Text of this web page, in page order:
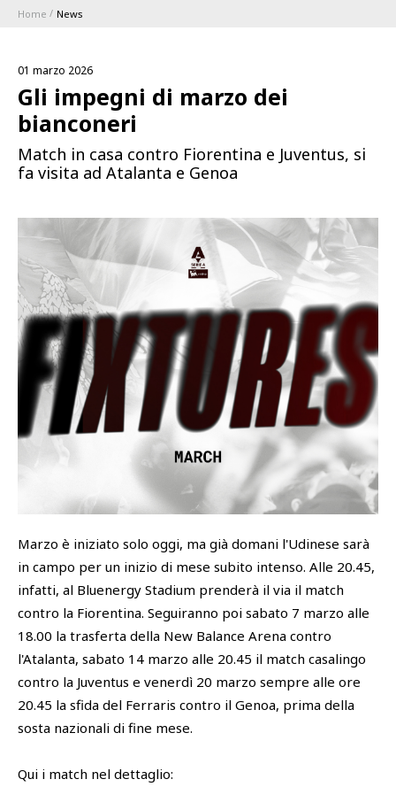
1896 MEMBERSHIP PROGRAM
Coppa Italia
Calendari e Risultati
Classifiche
Academy
Cattedra Universidad Europea
BLUENERGY STADIUM
MEETING CENTER
SPONSOR
SQUADRE
PHOTOGALLERY
Home News
01 marzo 2026
Gli impegni di marzo dei
bianconeri
Match in casa contro Fiorentina e Juventus, si
fa visita ad Atalanta e Genoa
Marzo è iniziato solo oggi, ma già domani l'Udinese sarà
in campo per un inizio di mese subito intenso. Alle 20.45,
infatti, al Bluenergy Stadium prenderà il via il match
contro la Fiorentina. Seguiranno poi sabato 7 marzo alle
18.00 la trasferta della New Balance Arena contro
l'Atalanta, sabato 14 marzo alle 20.45 il match casalingo
contro la Juventus e venerdì 20 marzo sempre alle ore
20.45 la sfida del Ferraris contro il Genoa, prima della
sosta nazionali di fine mese.
Qui i match nel dettaglio: